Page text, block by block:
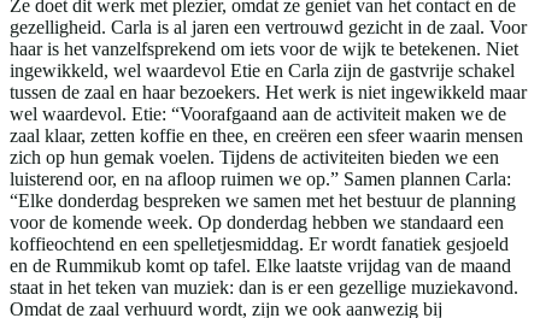
Ze doet dit werk met plezier, omdat ze geniet van het contact en de
gezelligheid. Carla is al jaren een vertrouwd gezicht in de zaal. Voor
haar is het vanzelfsprekend om iets voor de wijk te betekenen. Niet
ingewikkeld, wel waardevol Etie en Carla zijn de gastvrije schakel
tussen de zaal en haar bezoekers. Het werk is niet ingewikkeld maar
wel waardevol. Etie: “Voorafgaand aan de activiteit maken we de
zaal klaar, zetten koffie en thee, en creëren een sfeer waarin mensen
zich op hun gemak voelen. Tijdens de activiteiten bieden we een
luisterend oor, en na afloop ruimen we op.” Samen plannen Carla:
“Elke donderdag bespreken we samen met het bestuur de planning
voor de komende week. Op donderdag hebben we standaard een
koffieochtend en een spelletjesmiddag. Er wordt fanatiek gesjoeld
en de Rummikub komt op tafel. Elke laatste vrijdag van de maand
staat in het teken van muziek: dan is er een gezellige muziekavond.
Omdat de zaal verhuurd wordt, zijn we ook aanwezig bij